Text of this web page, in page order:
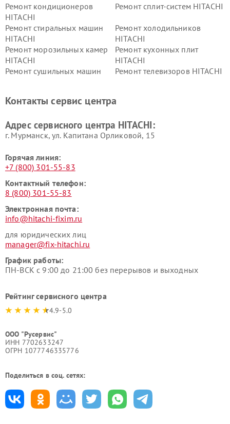
Ремонт кондиционеров
HITACHI
Ремонт сплит-систем HITACHI
Ремонт стиральных машин
HITACHI
Ремонт холодильников
HITACHI
Ремонт морозильных камер
HITACHI
Ремонт кухонных плит
HITACHI
Ремонт сушильных машин
Ремонт телевизоров HITACHI
данных HITACHI
HITACHI
HITACHI
HITACHI
Контакты сервис центра
Адрес сервисного центра HITACHI:
г. Мурманск, ул. Капитана Орликовой, 15
Горячая линия:
+7 (800) 301-55-83
Контактный телефон:
8 (800) 301-55-83
Электронная почта:
info@hitachi-fixim.ru
для юридических лиц
manager@fix-hitachi.ru
График работы:
ПН-ВСК с 9:00 до 21:00 без перерывов и выходных
Рейтинг сервисного центра
4.9-5.0
ООО "Русервис"
ИНН 7702633247
ОГРН 1077746335776
Поделиться в соц. сетях: